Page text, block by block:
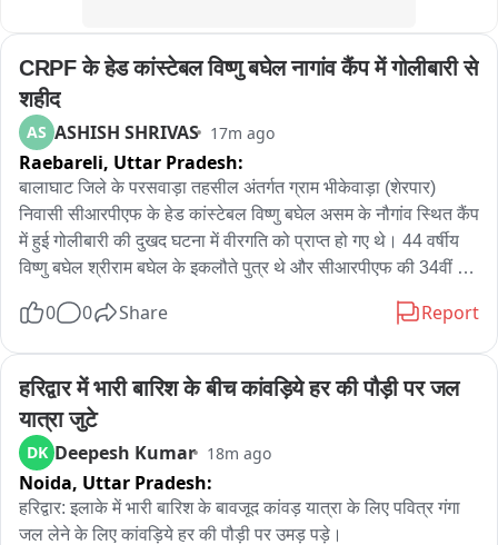
CRPF के हेड कांस्टेबल विष्णु बघेल नागांव कैंप में गोलीबारी से
शहीद
AS ASHISH SHRIVAS 17m ago
Raebareli, Uttar Pradesh:
बालाघाट जिले के परसवाड़ा तहसील अंतर्गत ग्राम भीकेवाड़ा (शेरपार)
निवासी सीआरपीएफ के हेड कांस्टेबल विष्णु बघेल असम के नौगांव स्थित कैंप
में हुई गोलीबारी की दुखद घटना में वीरगति को प्राप्त हो गए थे। 44 वर्षीय
विष्णु बघेल श्रीराम बघेल के इकलौते पुत्र थे और सीआरपीएफ की 34वीं
नौगांव कैंप में गेट गार्ड ड्यूटी पर तैनात ASI बलानी प्रेमावरम ने गार्ड रूम से
इंसास राइफल उठाकर क्वार्टर गार्ड में अचानक फायरिंग शुरू कर दी। इस
दौरान विष्णु बघेल के पेट में गोली लगी। उन्हें तत्काल अस्पताल ले जाया गया,
लेकिन उपचार के दौरान उन्होंने दम तोड़ दिया। घटना के बाद आरोपी ASI
बैरक पहुंचा, जहां उसने फिर गोलीबारी की। इस हमले में SI राम नवल सिंह
यादव की मौके पर ही मौत हो गई, जबकि ASI माने गोबिंद के पैर में गोली
लगने से वे घायल हो गए। बाद में आरोपी ASI ने उसी राइफल से स्वयं को
0 0 Share Report
हरिद्वार में भारी बारिश के बीच कांवड़िये हर की पौड़ी पर जल
यात्रा जुटे
DK Deepesh Kumar 18m ago
Noida, Uttar Pradesh:
हरिद्वार: इलाके में भारी बारिश के बावजूद कांवड़ यात्रा के लिए पवित्र गंगा
जल लेने के लिए कांवड़िये हर की पौड़ी पर उमड़ पड़े।